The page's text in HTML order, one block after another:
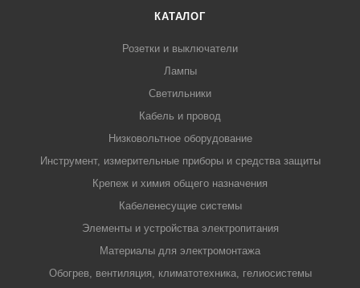
КАТАЛОГ
Розетки и выключатели
Лампы
Светильники
Кабель и провод
Низковольтное оборудование
Инструмент, измерительные приборы и средства защиты
Крепеж и химия общего назначения
Кабеленесущие системы
Элементы и устройства электропитания
Материалы для электромонтажа
Обогрев, вентиляция, климатотехника, гелиосистемы